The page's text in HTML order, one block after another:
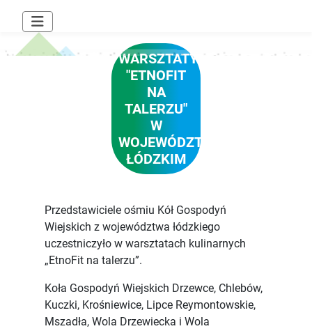
WARSZTATY
"ETNOFIT
NA
TALERZU"
W
WOJEWÓDZTWIE
ŁÓDZKIM
Przedstawiciele ośmiu Kół Gospodyń
Wiejskich z województwa łódzkiego
uczestniczyło w warsztatach kulinarnych
„EtnoFit na talerzu”.
Koła Gospodyń Wiejskich Drzewce, Chlebów,
Kuczki, Krośniewice, Lipce Reymontowskie,
Mszadła, Wola Drzewiecka i Wola